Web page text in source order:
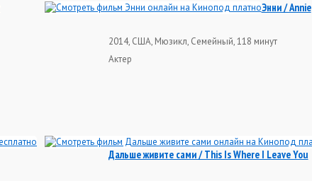
Энни / Annie
2014, США, Мюзикл, Семейный, 118 минут
Актер
Дальше живите сами / This Is Where I Leave You